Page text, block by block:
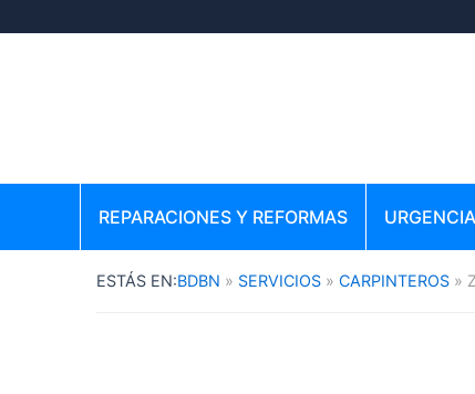
REPARACIONES Y REFORMAS
BDBN SERVICIOS CARPINTEROS